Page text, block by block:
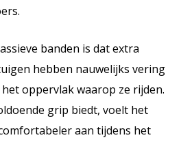
banden is dat extra
hebben nauwelijks vering
oppervlak waarop ze rijden.
grip biedt, voelt het
aan tijdens het